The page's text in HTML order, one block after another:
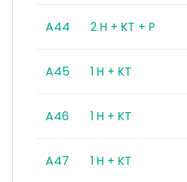
A44 2 H + KT + P
A45 1 H + KT
A46 1 H + KT
A47 1 H + KT